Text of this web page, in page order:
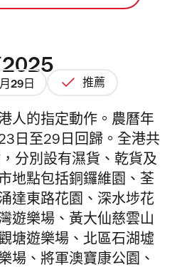
29日 推薦
人的指定動作。 農曆年
日至29日回歸。 全港共
分別設有濕貨、乾貨及
地點包括銅鑼維園、荃
達東路花園、深水埗花
遊樂場、黃大仙慈雲山
塘遊樂場、 北區石湖墟
場、將軍澳寶康公園、